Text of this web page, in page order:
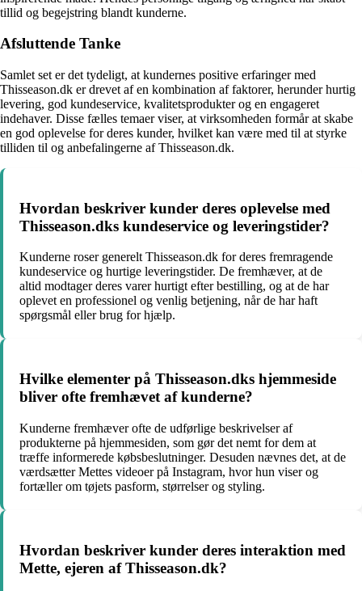
tillid og begejstring blandt kunderne.
Afsluttende Tanke
Samlet set er det tydeligt, at kundernes positive erfaringer med
Thisseason.dk er drevet af en kombination af faktorer, herunder hurtig
levering, god kundeservice, kvalitetsprodukter og en engageret
indehaver. Disse fælles temaer viser, at virksomheden formår at skabe
en god oplevelse for deres kunder, hvilket kan være med til at styrke
tilliden til og anbefalingerne af Thisseason.dk.
Hvordan beskriver kunder deres oplevelse med
Thisseason.dks kundeservice og leveringstider?
Kunderne roser generelt Thisseason.dk for deres fremragende
kundeservice og hurtige leveringstider. De fremhæver, at de
altid modtager deres varer hurtigt efter bestilling, og at de har
oplevet en professionel og venlig betjening, når de har haft
spørgsmål eller brug for hjælp.
Hvilke elementer på Thisseason.dks hjemmeside
bliver ofte fremhævet af kunderne?
Kunderne fremhæver ofte de udførlige beskrivelser af
produkterne på hjemmesiden, som gør det nemt for dem at
træffe informerede købsbeslutninger. Desuden nævnes det, at de
værdsætter Mettes videoer på Instagram, hvor hun viser og
fortæller om tøjets pasform, størrelser og styling.
Hvordan beskriver kunder deres interaktion med
Mette, ejeren af Thisseason.dk?